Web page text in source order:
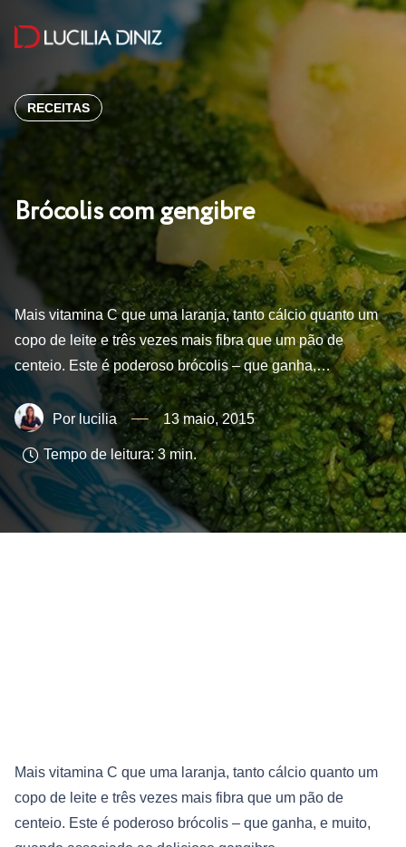
RECEITAS
Brócolis com gengibre
Mais vitamina C que uma laranja, tanto cálcio quanto um
copo de leite e três vezes mais fibra que um pão de
centeio. Este é poderoso brócolis – que ganha,…
lucilia 13 maio, 2015
Tempo de leitura: 3 min.
Mais vitamina C que uma laranja, tanto cálcio quanto um
copo de leite e três vezes mais fibra que um pão de
centeio. Este é poderoso brócolis – que ganha, e muito,